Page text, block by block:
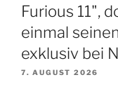
Furious 11",
einmal
exklusiv bei
7. AUGUST 2026